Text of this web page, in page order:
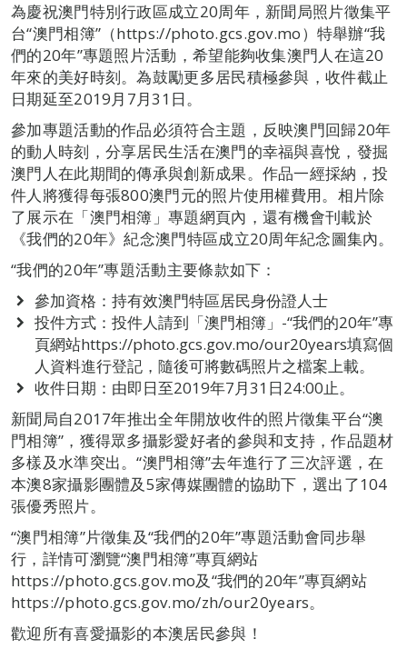
為慶祝澳門特別行政區成立20周年，新聞局照片徵集平
台“澳門相簿”（https://photo.gcs.gov.mo）特舉辦“我
們的20年”專題照片活動，希望能夠收集澳門人在這20
年來的美好時刻。為鼓勵更多居民積極參與，收件截止
日期延至2019月7月31日。
參加專題活動的作品必須符合主題，反映澳門回歸20年
的動人時刻，分享居民生活在澳門的幸福與喜悅，發掘
澳門人在此期間的傳承與創新成果。作品一經採納，投
件人將獲得每張800澳門元的照片使用權費用。相片除
了展示在「澳門相簿」專題網頁內，還有機會刊載於
《我們的20年》紀念澳門特區成立20周年紀念圖集內。
“我們的20年”專題活動主要條款如下：
參加資格：持有效澳門特區居民身份證人士
投件方式：投件人請到「澳門相簿」-“我們的20年”專
頁網站https://photo.gcs.gov.mo/our20years填寫個
人資料進行登記，隨後可將數碼照片之檔案上載。
收件日期：由即日至2019年7月31日24:00止。
新聞局自2017年推出全年開放收件的照片徵集平台“澳
門相簿”，獲得眾多攝影愛好者的參與和支持，作品題材
多樣及水準突出。“澳門相簿”去年進行了三次評選，在
本澳8家攝影團體及5家傳媒團體的協助下，選出了104
張優秀照片。
“澳門相簿”片徵集及“我們的20年”專題活動會同步舉
行，詳情可瀏覽“澳門相簿”專頁網站
https://photo.gcs.gov.mo及“我們的20年”專頁網站
https://photo.gcs.gov.mo/zh/our20years。
歡迎所有喜愛攝影的本澳居民參與！